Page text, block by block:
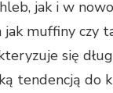
jak i w
jak muffiny czy
się
tendencją do